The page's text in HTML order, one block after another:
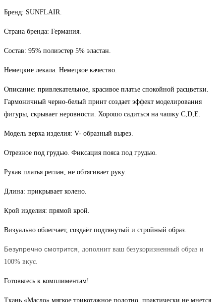
Бренд: SUNFLAIR.
Страна бренда: Германия.
Состав: 95% полиэстер 5% эластан.
Немецкие лекала. Немецкое качество.
Описание: привлекательное, красивое платье спокойной расцветки.
Гармоничный черно-белый принт создает эффект моделирования
фигуры, скрывает неровности. Хорошо садиться на чашку С,D,Е.
Модель верха изделия: V- образный вырез.
Отрезное под грудью. Фиксация пояса под грудью.
Рукав платья реглан, не обтягивает руку.
Длина: прикрывает колено.
Крой изделия: прямой крой.
Визуально облегчает, создаёт подтянутый и стройный образ.
Безупречно смотрится, дополнит ваш безукоризненный образ и
100% вкус.
Готовьтесь к комплиментам!
Ткань «Масло» мягкое трикотажное полотно, практически не мнется,